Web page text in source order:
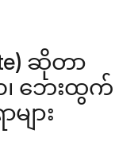
ဆိုတာ
၊ ဘေးထွက်
ျား